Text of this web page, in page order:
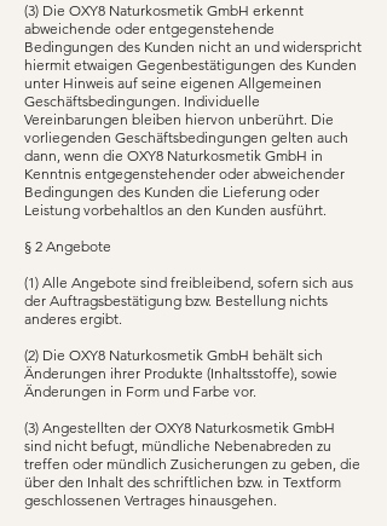
(3) Die OXY8 Naturkosmetik GmbH erkennt
abweichende oder entgegenstehende
Bedingungen des Kunden nicht an und widerspricht
hiermit etwaigen Gegenbestätigungen des Kunden
unter Hinweis auf seine eigenen Allgemeinen
Geschäftsbedingungen. Individuelle
Vereinbarungen bleiben hiervon unberührt. Die
vorliegenden Geschäftsbedingungen gelten auch
dann, wenn die OXY8 Naturkosmetik GmbH in
Kenntnis entgegenstehender oder abweichender
Bedingungen des Kunden die Lieferung oder
Leistung vorbehaltlos an den Kunden ausführt.
§ 2 Angebote
(1) Alle Angebote sind freibleibend, sofern sich aus
der Auftragsbestätigung bzw. Bestellung nichts
anderes ergibt.
(2) Die OXY8 Naturkosmetik GmbH behält sich
Änderungen ihrer Produkte (Inhaltsstoffe), sowie
Änderungen in Form und Farbe vor.
(3) Angestellten der OXY8 Naturkosmetik GmbH
sind nicht befugt, mündliche Nebenabreden zu
treffen oder mündlich Zusicherungen zu geben, die
über den Inhalt des schriftlichen bzw. in Textform
geschlossenen Vertrages hinausgehen.